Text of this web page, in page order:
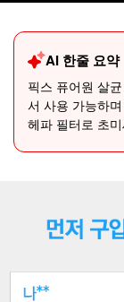
AI 한줄 요약
픽스 퓨어원 살
서 사용 가능하
헤파 필터로 초